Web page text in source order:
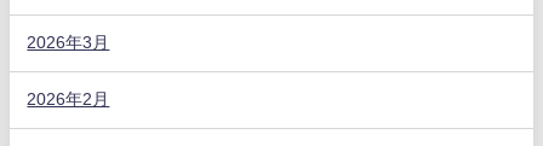
2026年3月
2026年2月